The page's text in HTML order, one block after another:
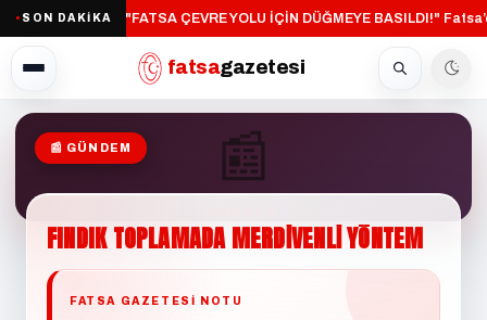
● SON DAKİKA "FATSA ÇEVRE YOLU İÇİN DÜĞMEYE BASILDI!"·
fatsagazetesi
📰
📰 GÜNDEM
FINDIK TOPLAMADAMERDİVENLİ YÖNTEM
FATSA GAZETESI NOTU